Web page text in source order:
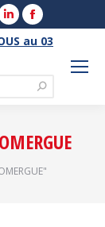
LinkedIn
page
Facebook
page
au 03